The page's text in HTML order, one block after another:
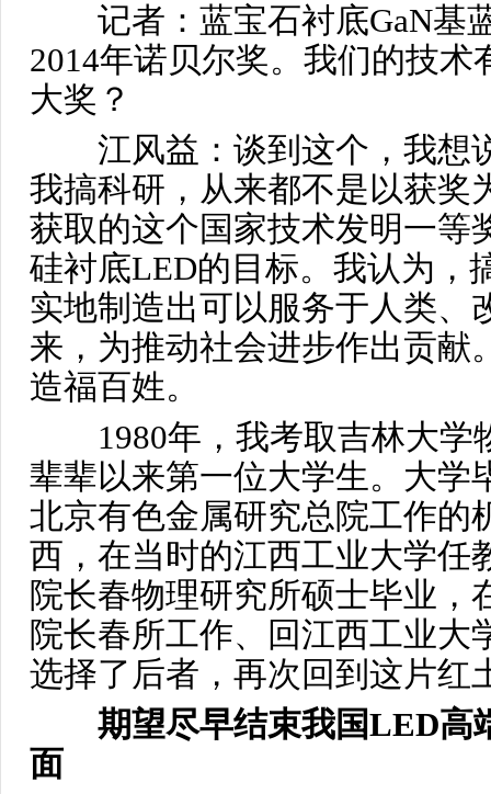
记者：蓝宝石衬底GaN基
2014年诺贝尔奖。我们的技术
大奖？
江风益：谈到这个，我想
我搞科研，从来都不是以获奖
获取的这个国家技术发明一等
硅衬底LED的目标。我认为，
实地制造出可以服务于人类、
来，为推动社会进步作出贡献
造福百姓。
1980年，我考取吉林大学
辈辈以来第一位大学生。大学
北京有色金属研究总院工作的
西，在当时的江西工业大学任
院长春物理研究所硕士毕业，
院长春所工作、回江西工业大
选择了后者，再次回到这片红
期望尽早结束我国LED高
面